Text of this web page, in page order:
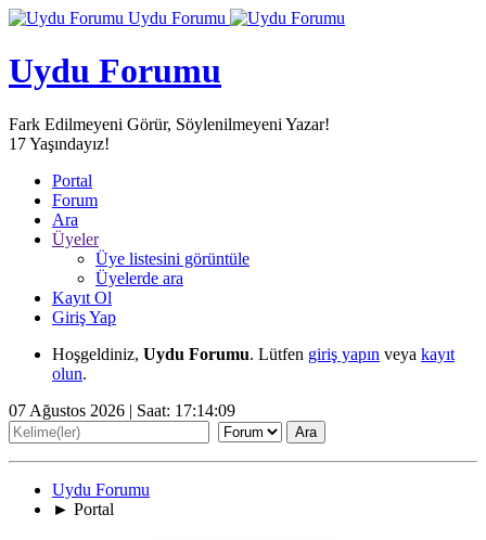
Uydu Forumu
Uydu Forumu
Fark Edilmeyeni Görür, Söylenilmeyeni Yazar!
17Yaşındayız!
Portal
Forum
Ara
Üyeler
Üye listesini görüntüle
Üyelerde ara
Kayıt Ol
Giriş Yap
Hoşgeldiniz, Uydu Forumu. Lütfen giriş yapın veya kayıt
olun.
07 Ağustos 2026 | Saat: 17:14:11
Uydu Forumu
► Portal